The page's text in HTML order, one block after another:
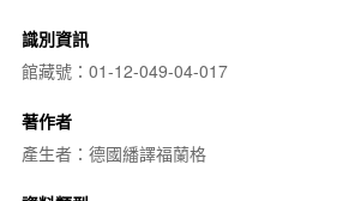
識別資訊
館藏號：01-12-049-04-017
著作者
產生者：德國繙譯福蘭格